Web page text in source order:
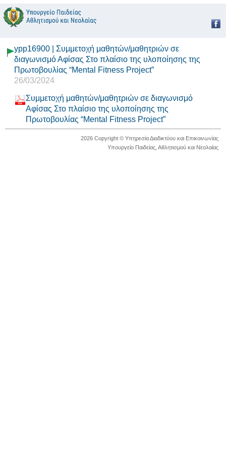
ypp16900 | Συμμετοχή μαθητών/μαθητριών σε
διαγωνισμό Αφίσας Στο πλαίσιο της υλοποίησης της
Πρωτοβουλίας “Mental Fitness Project”
26/03/2024
Συμμετοχή μαθητών/μαθητριών σε διαγωνισμό
Αφίσας Στο πλαίσιο της υλοποίησης της
Πρωτοβουλίας “Mental Fitness Project”
2026 Copyright © Υπηρεσία Διαδικτύου και Επικοινωνίας
Υπουργείο Παιδείας, Αθλητισμού και Νεολαίας